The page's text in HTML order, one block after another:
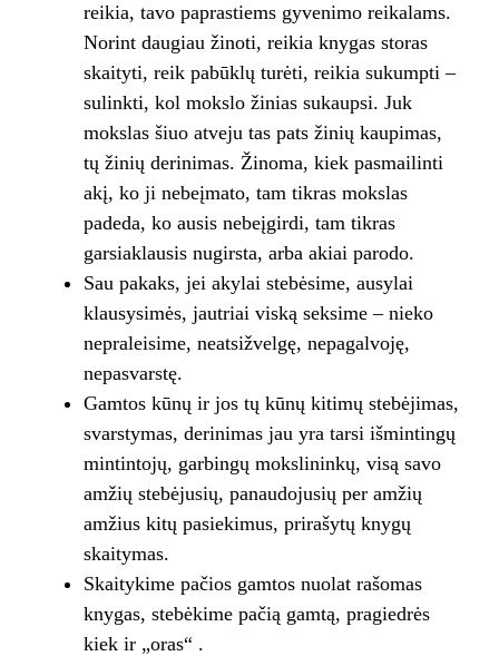
reikia, tavo paprastiems gyvenimo reikalams.
Norint daugiau žinoti, reikia knygas storas
skaityti, reik pabūklų turėti, reikia sukumpti –
sulinkti, kol mokslo žinias sukaupsi. Juk
mokslas šiuo atveju tas pats žinių kaupimas,
tų žinių derinimas. Žinoma, kiek pasmailinti
akį, ko ji nebeįmato, tam tikras mokslas
padeda, ko ausis nebeįgirdi, tam tikras
garsiaklausis nugirsta, arba akiai parodo.
Sau pakaks, jei akylai stebėsime, ausylai
klausysimės, jautriai viską seksime – nieko
nepraleisime, neatsižvelgę, nepagalvoję,
nepasvarstę.
Gamtos kūnų ir jos tų kūnų kitimų stebėjimas,
svarstymas, derinimas jau yra tarsi išmintingų
mintintojų, garbingų mokslininkų, visą savo
amžių stebėjusių, panaudojusių per amžių
amžius kitų pasiekimus, prirašytų knygų
skaitymas.
Skaitykime pačios gamtos nuolat rašomas
knygas, stebėkime pačią gamtą, pragiedrės
kiek ir „oras“ .